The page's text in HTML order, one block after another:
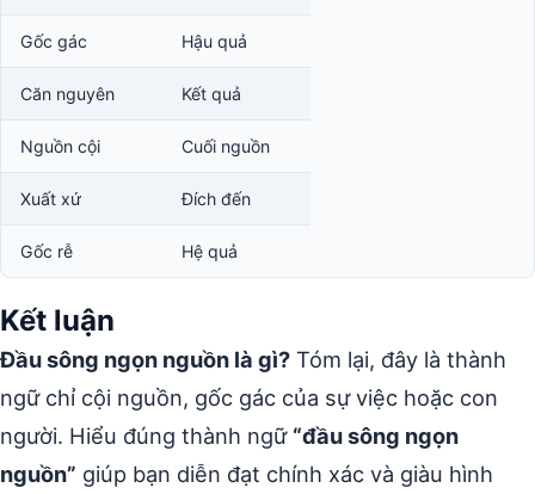
Gốc gác Hậu quả
Căn nguyên Kết quả
Nguồn cội Cuối nguồn
Xuất xứ Đích đến
Gốc rễ Hệ quả
Kết luận
Đầu sông ngọn nguồn là gì? Tóm lại, đây là thành
ngữ chỉ cội nguồn, gốc gác của sự việc hoặc con
người. Hiểu đúng thành ngữ “đầu sông ngọn
nguồn” giúp bạn diễn đạt chính xác và giàu hình